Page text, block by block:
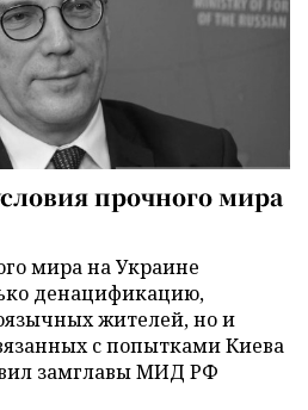
прочного мира
мира на Украине
денацификацию,
жителей, но и
с попытками Киева
замглавы МИД РФ